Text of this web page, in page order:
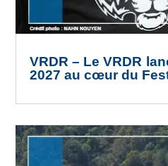
VRDR – Le VRDR
2027 au cœur du